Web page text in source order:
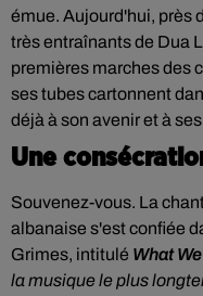
émue. Aujourd'hui, près
très entraînants de Dua
premières marches des
ses tubes cartonnent
déjà à son avenir et à
Une
Souvenez-vous. La
albanaise s'est confiée
Grimes, intitulé What
la musique le plus